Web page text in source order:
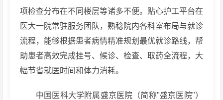
项检查分布在不同楼层等诸多不便。贴心护工平台在
医大一院常驻服务团队，熟稔院内各科室布局与就诊
流程，能够根据患者病情精准规划最优就诊路线，帮
助患者高效完成挂号、候诊、检查、取药全流程，大
幅节省就医时间和体力消耗。
中国医科大学附属盛京医院（简称"盛京医院"）